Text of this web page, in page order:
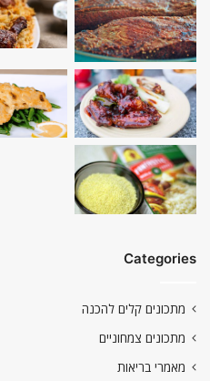
Categories
מתכונים קלים להכנה
מתכונים צמחוניים
מאמרי בריאות